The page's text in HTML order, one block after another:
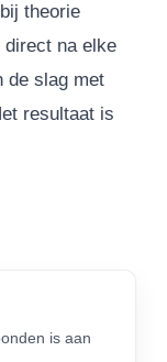
theorie
direct na elke
de slag met
resultaat is
is aan